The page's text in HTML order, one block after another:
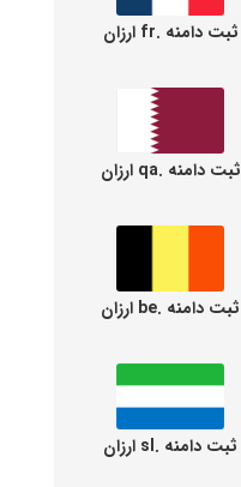
ثبت دامنه .fr ارزان
ثبت دامنه .qa ارزان
ثبت دامنه .be ارزان
ثبت دامنه .sl ارزان